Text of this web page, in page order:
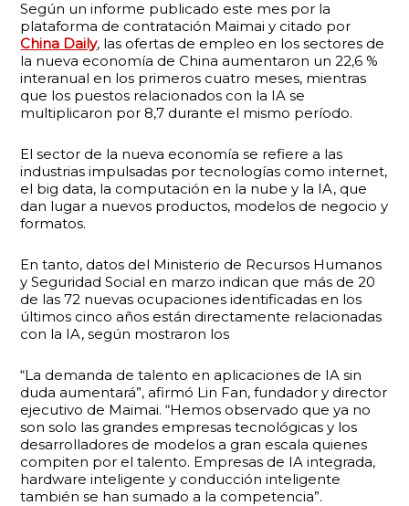
Según un informe publicado este mes por la
plataforma de contratación Maimai y citado por
China Daily, las ofertas de empleo en los sectores de
la nueva economía de China aumentaron un 22,6 %
interanual en los primeros cuatro meses, mientras
que los puestos relacionados con la IA se
multiplicaron por 8,7 durante el mismo período.
El sector de la nueva economía se refiere a las
industrias impulsadas por tecnologías como internet,
el big data, la computación en la nube y la IA, que
dan lugar a nuevos productos, modelos de negocio y
formatos.
En tanto, datos del Ministerio de Recursos Humanos
y Seguridad Social en marzo indican que más de 20
de las 72 nuevas ocupaciones identificadas en los
últimos cinco años están directamente relacionadas
con la IA, según mostraron los
“La demanda de talento en aplicaciones de IA sin
duda aumentará”, afirmó Lin Fan, fundador y director
ejecutivo de Maimai. “Hemos observado que ya no
son solo las grandes empresas tecnológicas y los
desarrolladores de modelos a gran escala quienes
compiten por el talento. Empresas de IA integrada,
hardware inteligente y conducción inteligente
también se han sumado a la competencia”.